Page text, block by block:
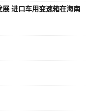
进口车用变速箱在海南